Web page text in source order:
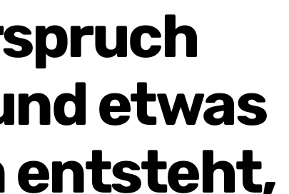
etwas
entsteht,